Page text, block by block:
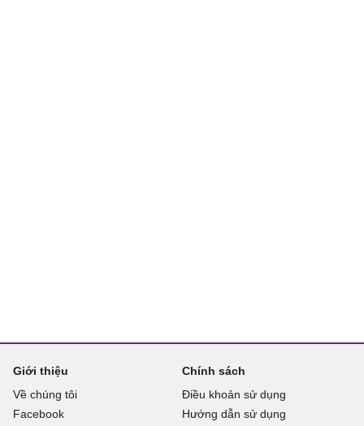
Giới thiệu
Về chúng tôi
Facebook
Chính sách
Điều khoản sử dụng
Hướng dẫn sử dụng